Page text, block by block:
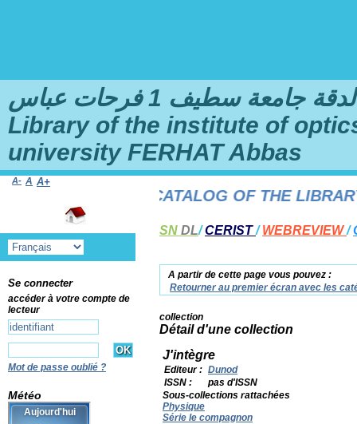
سطيف 1 فرحات عباس
Library of the institute of
university FERHAT Abbas
SN DL/CERIST/WEBREVIEW/
A partir de cette page vous pouvez :
Retourner au premier écran avec les
collection
Détail d'une collection
J'intègre
Editeur : Dunod
ISSN :
pas d'ISSN
Sous-collections rattachées
Physique
Série le compagnon
TO THE ONLINE CATALOG OF THE
A- A A+
Se connecter
accéder à votre compte de
lecteur
Mot de passe oublié ?
Météo